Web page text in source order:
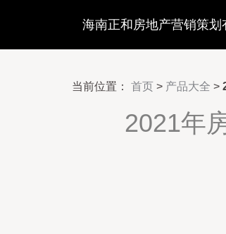
海南正和房地产营销策划
当前位置： 首页 > 产品大全 >
2021年